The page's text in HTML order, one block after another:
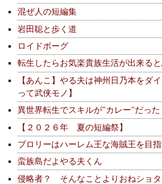
混ぜ人の短編集
岩田聡と歩く道
ロイドボーグ
転生したらお気楽貴族生活が出来る
【あんこ】やる夫は神州日乃本をダ
って武侠モノ】
異世界転生でスキルが"カレー"だった
【２０２６年 夏の短編祭】
ブロリーはハーレム王な海賊王を目
蛮族島だよやる夫くん
侵略者？ そんなことよりおねショタ